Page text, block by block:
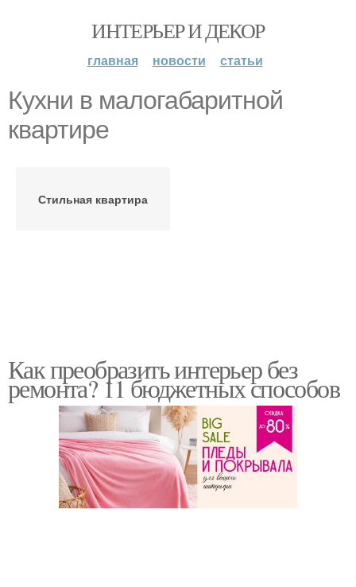
ИНТЕРЬЕР И ДЕКОР
главная новости статьи
Кухни в малогабаритной
квартире
Стильная квартира
Как преобразить интерьер без
ремонта? 11 бюджетных способов